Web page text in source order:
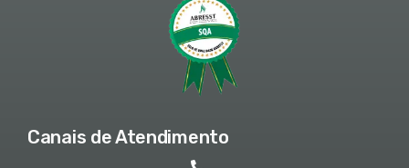
Canais de Atendimento